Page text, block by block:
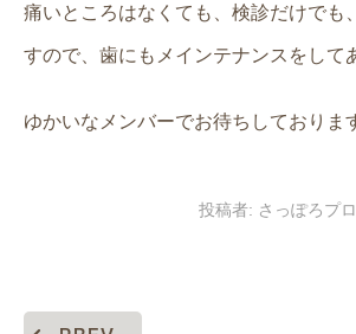
痛いところはなくても、検診だけでも
すので、歯にもメインテナンスをし
ゆかいなメンバーでお待ちしておりま
投稿者: さっぽろプ